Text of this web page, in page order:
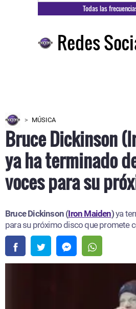
Todas las
Redes
MÚSICA
Bruce Dickinson
ya ha terminado
voces para su
Bruce Dickinson (Iron Maiden)ya
para su próximo disco que promete